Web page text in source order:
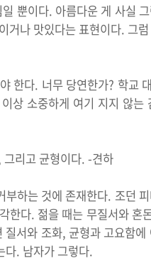
뿐이다. 아름다운 게 사실
나 맛있다는 표현이다. 그
한다. 너무 당연한가? 학교
상 소중하게 여기 지지 않
리고 균형이다. -견하
하는 것에 존재한다. 조던
한다. 젊을 때는 무질서와 혼
서와 조화, 균형과 고요함
다. 남자가 그렇다.